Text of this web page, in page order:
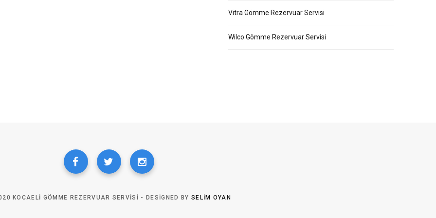
Vitra Gömme Rezervuar Servisi
Wilco Gömme Rezervuar Servisi
KOCAELI GÖMME REZERVUAR SERVISI - DESIGNED BY SELIM OYAN